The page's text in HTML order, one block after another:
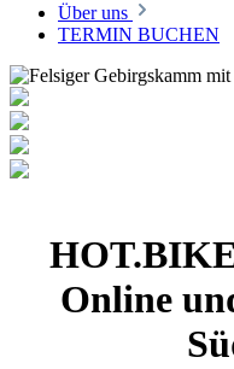
Über uns
TERMIN BUCHEN
Online